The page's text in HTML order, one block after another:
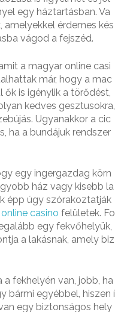
egy háztartásban. Va
amelyekkel érdemes kés
vágod a fejszéd.
a magyar online casi
már, hogy a mac
is igénylik a törődést,
kedves gesztusokra,
Ugyanakkor a cic
ha a bundájuk rendszer
egy ingergazdag körn
ház vagy kisebb la
épp úgy szórakoztatják
casino felületek. Fo
egy fekvőhelyük,
a lakásnak, amely biz
a fekhelyén van, jobb, ha
bármi egyébbel, hiszen í
egy biztonságos hely